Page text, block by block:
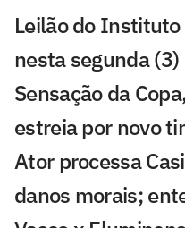
Leilão do
nesta segunda (3)
Sensação da
estreia por novo
Ator processa
danos morais;